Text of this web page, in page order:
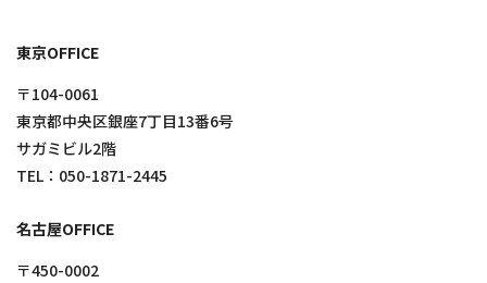
東京OFFICE
〒104-0061
東京都中央区銀座7丁目13番6号
サガミビル2階
TEL： 050-1871-2445
名古屋OFFICE
〒450-0002